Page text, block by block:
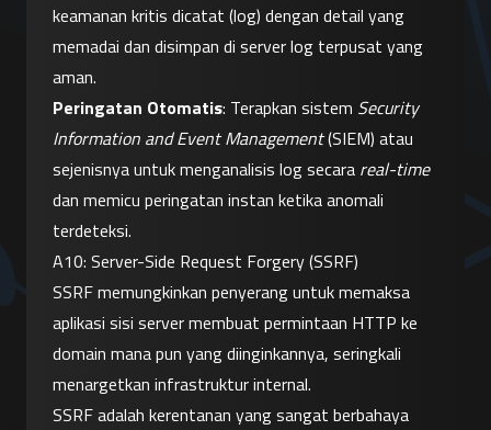
keamanan kritis dicatat (log) dengan detail yang
memadai dan disimpan di server log terpusat yang
aman.
Peringatan Otomatis: Terapkan sistem Security
Information and Event Management (SIEM) atau
sejenisnya untuk menganalisis log secara real-time
dan memicu peringatan instan ketika anomali
terdeteksi.
A10: Server-Side Request Forgery (SSRF)
SSRF memungkinkan penyerang untuk memaksa
aplikasi sisi server membuat permintaan HTTP ke
domain mana pun yang diinginkannya, seringkali
menargetkan infrastruktur internal.
SSRF adalah kerentanan yang sangat berbahaya